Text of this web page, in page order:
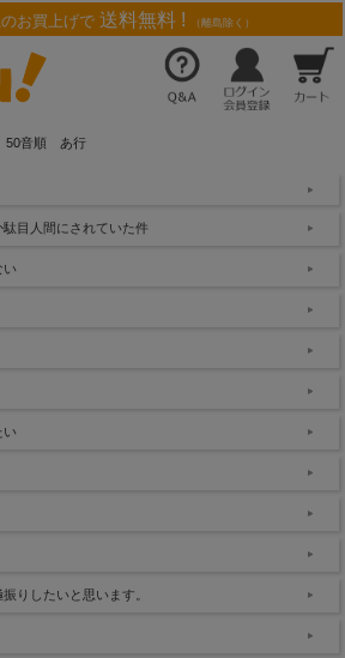
お買上げで 送料無料 ! （離島除く）
50音順 あ行
目人間にされていた件
い
い
りしたいと思います。